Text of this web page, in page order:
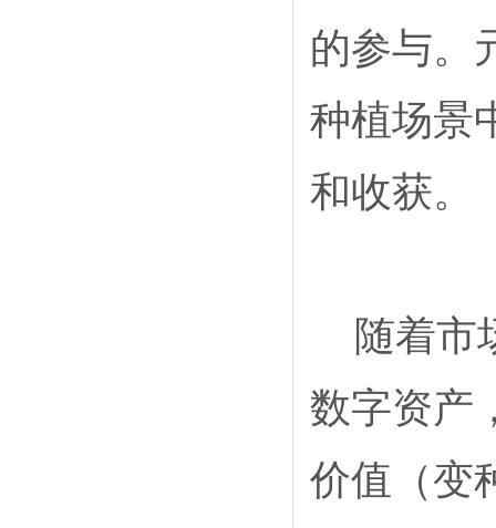
的参与。
种植场景
和收获。
随着市
数字资产
价值（变